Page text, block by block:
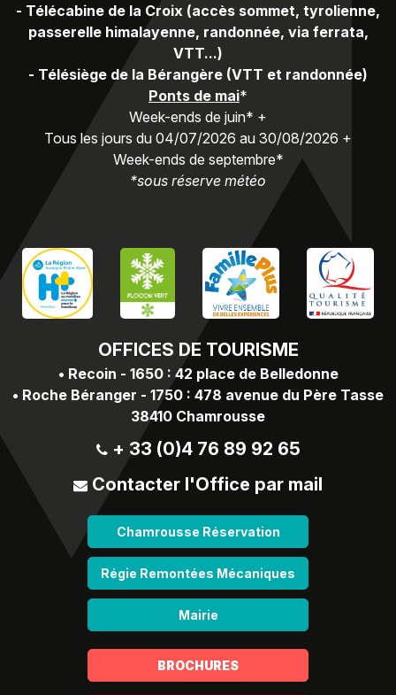
OFFICES DE TOURISME
• Recoin - 1650 : 42 place de Belledonne
• Roche Béranger - 1750 : 478 avenue du Père Tasse
38410 Chamrousse
+ 33 (0)4 76 89 92 65
Contacter l'Office par mail
Chamrousse Réservation
Régie Remontées Mécaniques
Mairie
- Télécabine de la Croix (accès sommet, tyrolienne,
passerelle himalayenne, randonnée, via ferrata,
VTT...)
- Télésiège de la Bérangère (VTT et randonnée)
Ponts de mai*
Week-ends de juin* +
Tous les jours du 04/07/2026 au 30/08/2026 +
Week-ends de septembre*
*sous réserve météo
BROCHURES